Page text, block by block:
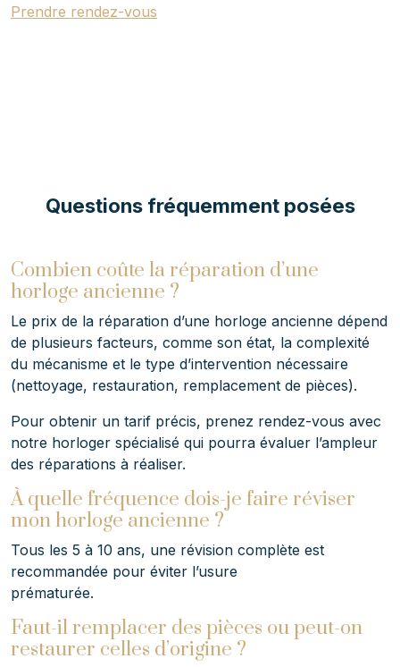
Prendre rendez-vous
Questions fréquemment posées
Combien coûte la réparation d’une
horloge ancienne ?
Le prix de la réparation d’une horloge ancienne dépend
de plusieurs facteurs, comme son état, la complexité
du mécanisme et le type d’intervention nécessaire
(nettoyage, restauration, remplacement de pièces).
Pour obtenir un tarif précis, prenez rendez-vous avec
notre horloger spécialisé qui pourra évaluer l’ampleur
des réparations à réaliser.
À quelle fréquence dois-je faire réviser
mon horloge ancienne ?
Tous les 5 à 10 ans, une révision complète est
recommandée pour éviter l’usure
prématurée.
Faut-il remplacer des pièces ou peut-on
restaurer celles d’origine ?